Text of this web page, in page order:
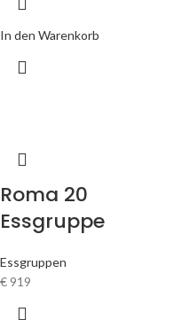
In den Warenkorb
Roma 20
Essgruppe
Essgruppen
€ 919